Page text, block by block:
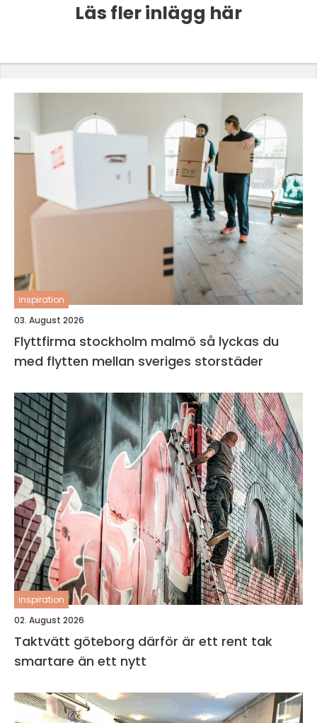
Läs fler inlägg här
inspiration
03. August 2026
Flyttfirma stockholm malmö så lyckas du
med flytten mellan sveriges storstäder
inspiration
02. August 2026
Taktvätt göteborg därför är ett rent tak
smartare än ett nytt